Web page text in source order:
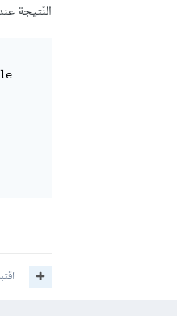
النّتيجة